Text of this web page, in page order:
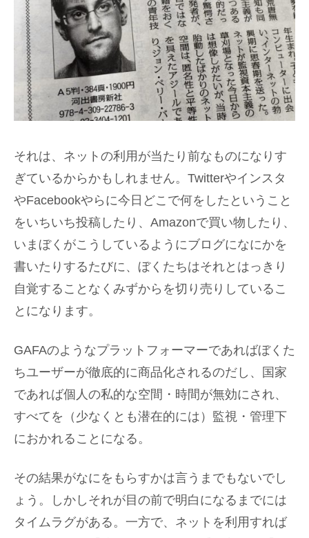
それは、ネットの利用が当たり前なものになりす
ぎているからかもしれません。Twitterやインスタ
やFacebookやらに今日どこで何をしたということ
をいちいち投稿したり、Amazonで買い物したり、
いまぼくがこうしているようにブログになにかを
書いたりするたびに、ぼくたちはそれとはっきり
自覚することなくみずからを切り売りしているこ
とになります。
GAFAのようなプラットフォーマーであればぼくた
ちユーザーが徹底的に商品化されるのだし、国家
であれば個人の私的な空間・時間が無効にされ、
すべてを（少なくとも潜在的には）監視・管理下
におかれることになる。
その結果がなにをもらすかは言うまでもないでし
ょう。しかしそれが目の前で明白になるまでには
タイムラグがある。一方で、ネットを利用すれば